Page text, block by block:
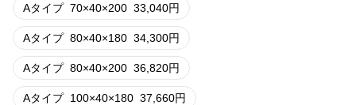
Aタイプ 70×40×200 33,040円
Aタイプ 80×40×180 34,300円
Aタイプ 80×40×200 36,820円
Aタイプ 100×40×180 37,660円